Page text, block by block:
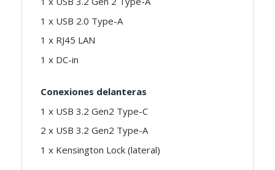
1 x USB 2.0 Type-A
1 x RJ45 LAN
1 x DC-in
Conexiones delanteras
1 x USB 3.2 Gen2 Type-C
2 x USB 3.2 Gen2 Type-A
1 x Kensington Lock (lateral)